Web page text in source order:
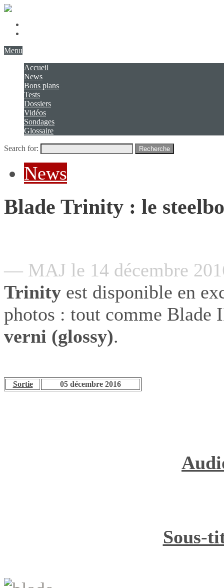
Menu
Accueil
News
Bons plans
Tests
Dossiers
Vidéos
Sondages
Glossaire
Search for: Recherche
News
Blade Trinity : le
— MAJ le 14 décembre
Trinity est disponible en
photos : tout comme Blade
verni (glossy).
Sortie 05 décembre 2016
Sous-